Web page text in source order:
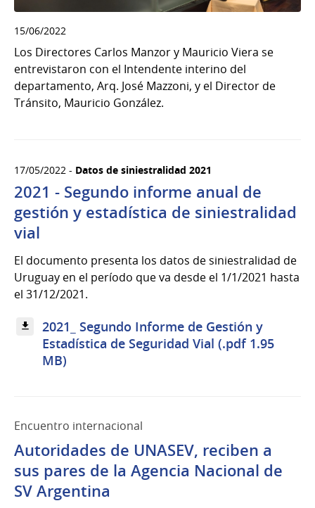
15/06/2022
Los Directores Carlos Manzor y Mauricio Viera se
entrevistaron con el Intendente interino del
departamento, Arq. José Mazzoni, y el Director de
Tránsito, Mauricio González.
17/05/2022 - Datos de siniestralidad 2021
2021 - Segundo informe anual de
gestión y estadística de siniestralidad
vial
El documento presenta los datos de siniestralidad de
Uruguay en el período que va desde el 1/1/2021 hasta
el 31/12/2021.
2021_ Segundo Informe de Gestión y
Estadística de Seguridad Vial (.pdf 1.95
MB)
Encuentro internacional
Autoridades de UNASEV, reciben a
sus pares de la Agencia Nacional de
SV Argentina